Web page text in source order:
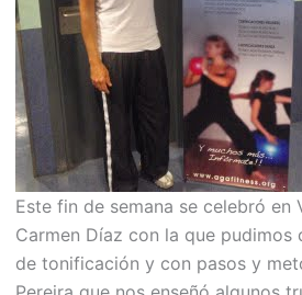
Este fin de semana se celebró en
Carmen Díaz con la que
de tonificación y con pasos y